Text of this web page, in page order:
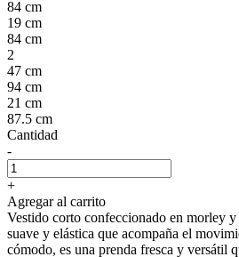
84 cm
19 cm
84 cm
2
47 cm
94 cm
21 cm
87.5 cm
Cantidad
-
+
Agregar al carrito
Vestido corto confeccionado en morley
suave y elástica que acompaña el
cómodo, es una prenda fresca y versátil